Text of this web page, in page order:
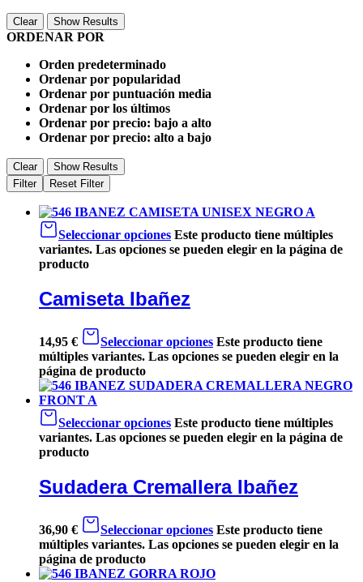
Clear Show Results
ORDENAR POR
Orden predeterminado
Ordenar por popularidad
Ordenar por puntuación media
Ordenar por los últimos
Ordenar por precio: bajo a alto
Ordenar por precio: alto a bajo
Clear
Show Results
Filter
Reset Filter
Seleccionar opciones Este producto tiene múltiples
variantes. Las opciones se pueden elegir en la página de
producto
Camiseta Ibañez
14,95 € Seleccionar opciones Este producto tiene
múltiples variantes. Las opciones se pueden elegir en la
página de producto
Seleccionar opciones Este producto tiene múltiples
variantes. Las opciones se pueden elegir en la página de
producto
Sudadera Cremallera Ibañez
36,90 € Seleccionar opciones Este producto tiene
múltiples variantes. Las opciones se pueden elegir en la
página de producto